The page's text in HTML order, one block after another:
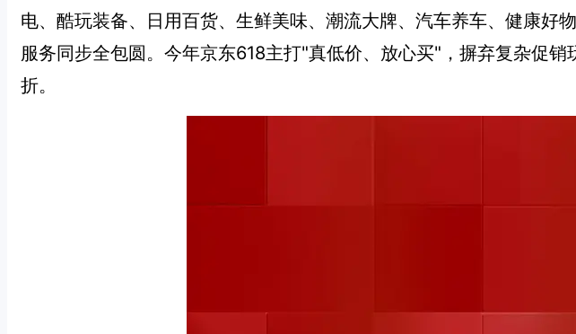
电、酷玩装备、日用百货、生鲜美味、潮流大牌、汽车养车、健康好
服务同步全包圆。今年京东618主打"真低价、放心买"，摒弃复杂促
折。